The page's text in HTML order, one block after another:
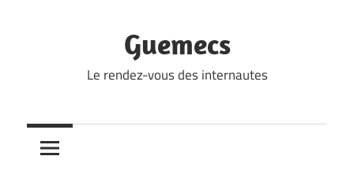
Guemecs
Le rendez-vous des internautes